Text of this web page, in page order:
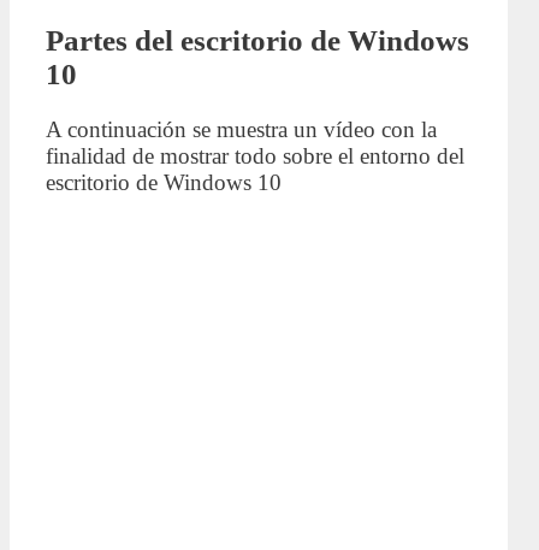
Partes del escritorio de Windows
10
A continuación se muestra un vídeo con la
finalidad de mostrar todo sobre el entorno del
escritorio de Windows 10